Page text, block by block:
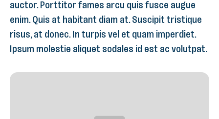
auctor. Porttitor fames arcu quis fusce augue
enim. Quis at habitant diam at. Suscipit tristique
risus, at donec. In turpis vel et quam imperdiet.
Ipsum molestie aliquet sodales id est ac volutpat.